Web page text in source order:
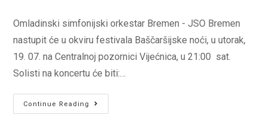
Omladinski simfonijski orkestar Bremen - JSO Bremen
nastupit će u okviru festivala Baščaršijske noći, u utorak,
19. 07. na Centralnoj pozornici Vijećnica, u 21:00 sat.
Solisti na koncertu će biti:…
Continue Reading
simfonijski